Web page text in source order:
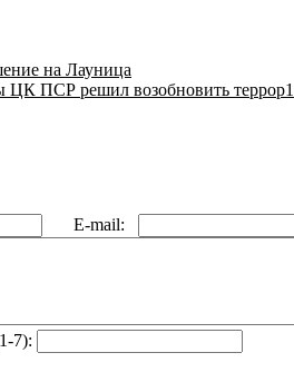
на Лауница
ЦК ПСР решил возобновить террор1
E-mail:
7):